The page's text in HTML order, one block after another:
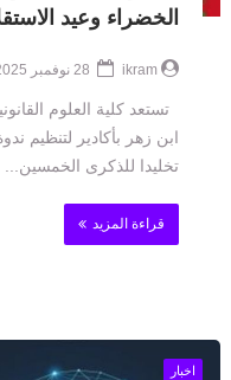
الخضراء وعيد
ikram
تستعد كلية العلوم
تخليدا للذكرى الخمسين...
قراءة المزيد
اخبار